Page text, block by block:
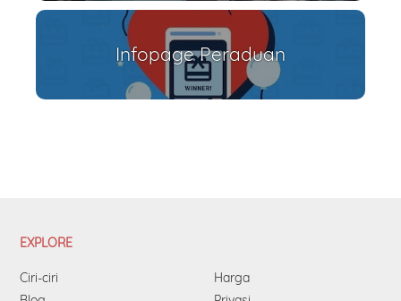
Infopage Peraduan
EXPLORE
Ciri-ciri
Harga